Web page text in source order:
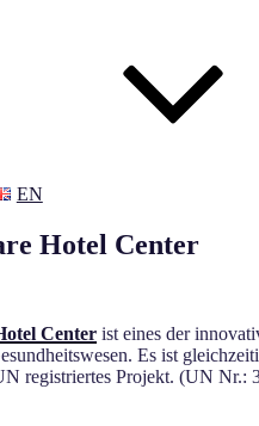
EN
Hotel Center
Center ist eines der
Es ist
registriertes Projekt. (UN Nr.: